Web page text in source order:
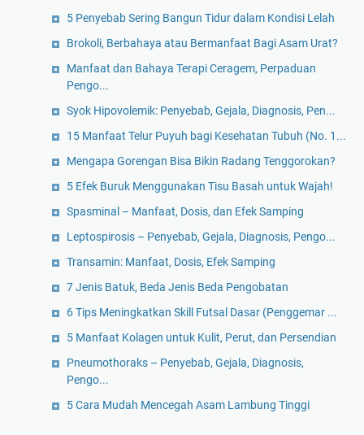
5 Penyebab Sering Bangun Tidur dalam Kondisi Lelah
Brokoli, Berbahaya atau Bermanfaat Bagi Asam Urat?
Manfaat dan Bahaya Terapi Ceragem, Perpaduan
Pengo...
Syok Hipovolemik: Penyebab, Gejala, Diagnosis, Pen...
15 Manfaat Telur Puyuh bagi Kesehatan Tubuh (No. 1...
Mengapa Gorengan Bisa Bikin Radang Tenggorokan?
5 Efek Buruk Menggunakan Tisu Basah untuk Wajah!
Spasminal – Manfaat, Dosis, dan Efek Samping
Leptospirosis – Penyebab, Gejala, Diagnosis, Pengo...
Transamin: Manfaat, Dosis, Efek Samping
7 Jenis Batuk, Beda Jenis Beda Pengobatan
6 Tips Meningkatkan Skill Futsal Dasar (Penggemar ...
5 Manfaat Kolagen untuk Kulit, Perut, dan Persendian
Pneumothoraks – Penyebab, Gejala, Diagnosis,
Pengo...
5 Cara Mudah Mencegah Asam Lambung Tinggi